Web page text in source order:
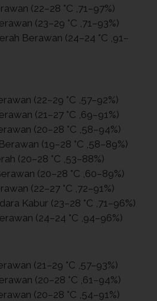
(22–28 °C ,71–97%)
(23–29 °C ,71–93%)
Berawan (24–24 °C ,91–
(22–29 °C ,57–92%)
(21–27 °C ,69–91%)
(20–28 °C ,58–94%)
(19–28 °C ,58–89%)
(20–28 °C ,53–88%)
(20–28 °C ,60–89%)
(22–27 °C ,72–91%)
Kabur (23–28 °C ,71–96%)
(24–24 °C ,94–96%)
(21–29 °C ,57–93%)
(20–28 °C ,61–94%)
(20–28 °C ,54–91%)